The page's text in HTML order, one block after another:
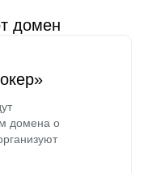
домен
домена о